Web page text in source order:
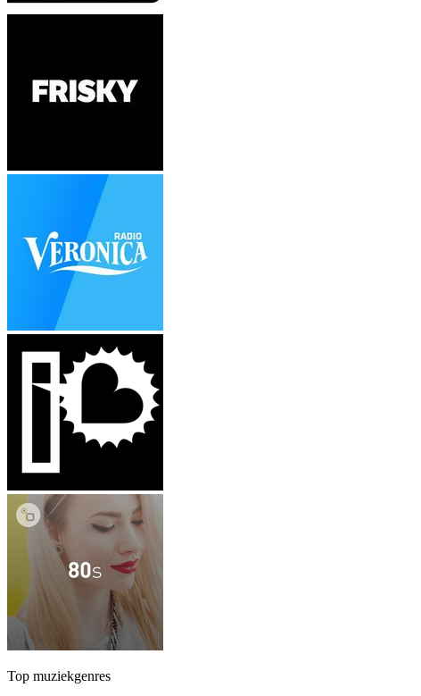
Top muziekgenres